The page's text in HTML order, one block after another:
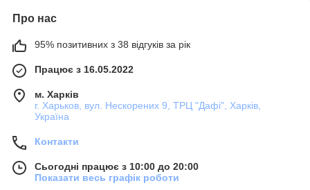
Про нас
95% позитивних з 38 відгуків за рік
Працює з 16.05.2022
м. Харків
г. Харьков, вул. Нескорених 9, ТРЦ "Дафі", Харків,
Україна
Контакти
Сьогодні працює з 10:00 до 20:00
Показати весь графік роботи